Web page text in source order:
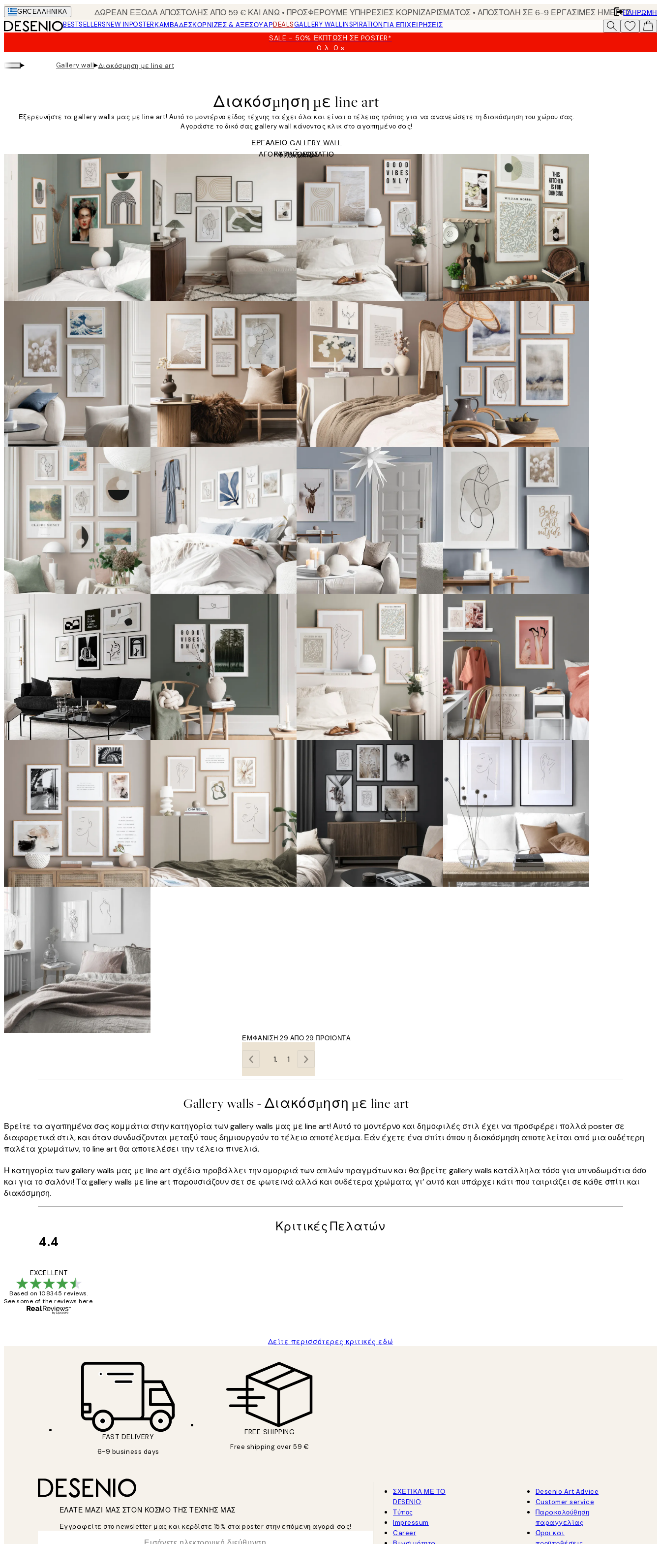
Skip
to
main
GRC ΕΛΛΗΝΙΚΆ ΔΩΡΕΑΝ ΕΞΟΔΑ ΑΠΟΣΤΟΛΗΣ ΑΠΟ 59 € ΚΑΙ ΑΝΩ • ΠΡΟΣΦΕΡΟΥΜΕ ΥΠΗΡΕΣΙΕΣ ΚΟΡΝΙΖΑΡΙΣΜΑΤΟΣ • ΑΠΟΣΤΟΛΗ ΣΕ 6-9 ΕΡΓΑΣΙΜΕΣ ΗΜΕΡΕΣΠΛΗΡΩΜΉ
BESTSELLERSNEW INPOSTERΚΑΜΒΆΔΕΣΚΟΡΝΊΖΕΣ & ΑΞΕΣΟΥΆΡDEALSGALLERY WALLINSPIRATIONΓΙΑ ΕΠΙΧΕΙΡΗΣΕΙΣ
SALE - 50% ΈΚΠΤΩΣΗ ΣΕ POSTER*
0 λ. 0 s
Ισχύει
▸ Gallery wall▸Διακόσμηση με line art
Διακόσμηση με line art
Εξερευνήστε τα gallery walls μας με line art! Αυτό το μοντέρνο είδος τέχνης τα έχει όλα και είναι ο τέλειος τρόπος για να ανανεώσετε τη διακόσμηση του χώρου σας.
Αγοράστε το δικό σας gallery wall κάνοντας κλικ στο αγαπημένο σας!
ΕΡΓΑΛΕΙΟ GALLERY WALL
ΚΑΤΗΓΟΡΊΕΣ
πλακάκια
ΑΓΟΡΆ ΑΝΆ ΔΩΜΆΤΙΟ
ΕΜΦΆΝΙΣΗ 29 ΑΠΌ 29 ΠΡΟΪΌΝΤΑ
1
Gallery walls - Διακόσμηση με line art
Βρείτε τα αγαπημένα σας κομμάτια στην κατηγορία των gallery walls μας με line art! Αυτό το μοντέρνο και δημοφιλές στιλ έχει να προσφέρει πολλά poster σε
διαφορετικά στιλ, και όταν συνδυάζονται μεταξύ τους δημιουργούν το τέλειο αποτέλεσμα. Εάν έχετε ένα σπίτι όπου η διακόσμηση αποτελείται από μια ουδέτερη
παλέτα χρωμάτων, το line art θα αποτελέσει την τέλεια πινελιά.
Η κατηγορία των gallery walls μας με line art σχέδια προβάλλει την ομορφιά των απλών πραγμάτων και θα βρείτε gallery walls κατάλληλα τόσο για υπνοδωμάτια όσο
και για το σαλόνι! Τα gallery walls με line art παρουσιάζουν σετ σε φωτεινά αλλά και ουδέτερα χρώματα, γι’ αυτό και υπάρχει κάτι που ταιριάζει σε κάθε σπίτι και
διακόσμηση.
Κριτικές Πελατών
4.4
EXCELLENT
Based on 108345 reviews.
See some of the reviews here.
Δείτε περισσότερες κριτικές εδώ
FAST DELIVERY
6-9 business days
FREE SHIPPING
Free shipping over 59 €
ΕΛΑΤΕ ΜΑΖΙ ΜΑΣ ΣΤΟΝ ΚΟΣΜΟ ΤΗΣ ΤΕΧΝΗΣ ΜΑΣ
Εγγραφείτε στο newsletter μας και κερδίστε 15% στα poster στην επόμενη αγορά σας!
ΣΧΕΤΙΚΑ ΜΕ ΤΟ
DESENIO
Τύπος
Impressum
Career
Desenio Art Advice
Customer service
Παρακολούθηση
παραγγελίας
Όροι και